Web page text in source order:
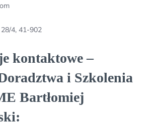
4, 41-902
kontaktowe –
i Szkolenia
Bartłomiej